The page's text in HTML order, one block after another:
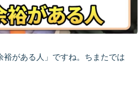
がある人」ですね。ちまたでは